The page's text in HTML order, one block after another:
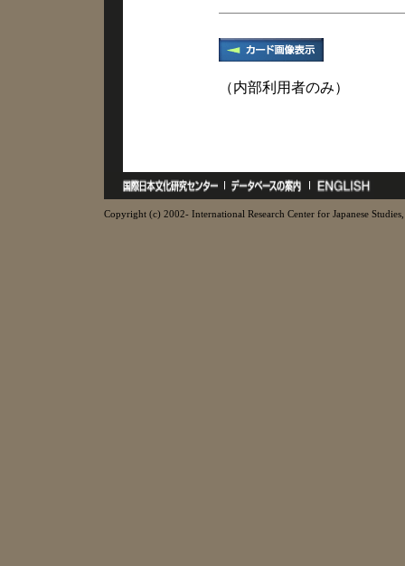
（内部利用者のみ）
Copyright (c) 2002- International Research Center for Japanese